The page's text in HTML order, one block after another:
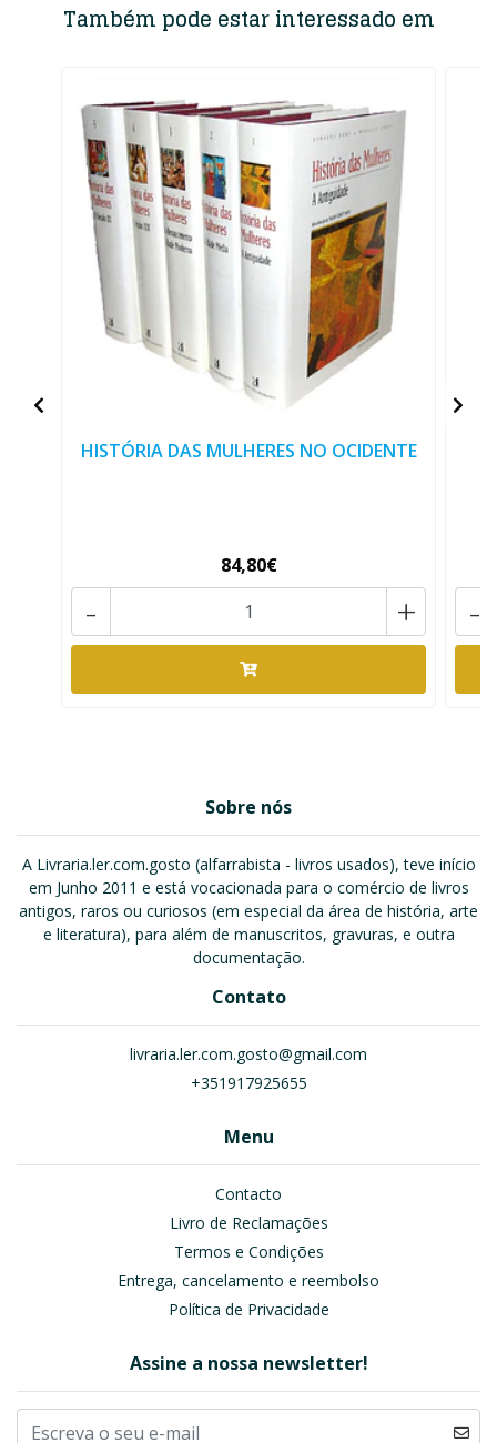
Também pode estar interessado em
HISTÓRIA DAS MULHERES NO OCIDENTE
84,80€
+
- -
Sobre nós
A Livraria.ler.com.gosto (alfarrabista - livros usados), teve início
em Junho 2011 e está vocacionada para o comércio de livros
antigos, raros ou curiosos (em especial da área de história, arte
e literatura), para além de manuscritos, gravuras, e outra
documentação.
Contato
livraria.ler.com.gosto@gmail.com
+351917925655
Menu
Contacto
Livro de Reclamações
Termos e Condições
Entrega, cancelamento e reembolso
Política de Privacidade
Assine a nossa newsletter!